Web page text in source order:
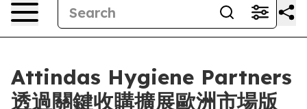
Attindas Hygiene Partners
透過關鍵收購擴展歐洲市場版